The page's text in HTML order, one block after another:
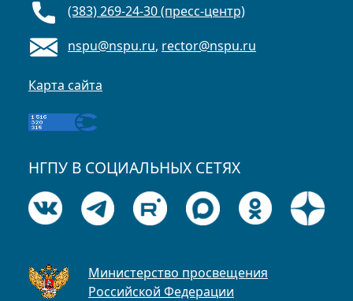
(383) 269-24-30 (пресс-центр)
nspu@nspu.ru, rector@nspu.ru
Карта сайта
НГПУ В СОЦИАЛЬНЫХ СЕТЯХ
Министерство просвещения
Российской Федерации